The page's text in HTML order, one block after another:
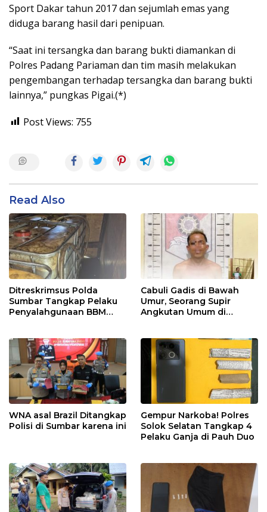
Sport Dakar tahun 2017 dan sejumlah emas yang
diduga barang hasil dari penipuan.
“Saat ini tersangka dan barang bukti diamankan di
Polres Padang Pariaman dan tim masih melakukan
pengembangan terhadap tersangka dan barang bukti
lainnya,” pungkas Pigai.(*)
Post Views: 755
Read Also
Ditreskrimsus Polda
Sumbar Tangkap Pelaku
Penyalahgunaan BBM
Cabuli Gadis di Bawah
Umur, Seorang Supir
Angkutan Umum di
WNA asal Brazil Ditangkap
Polisi di Sumbar karena ini
Gempur Narkoba! Polres
Solok Selatan Tangkap 4
Pelaku Ganja di Pauh Duo